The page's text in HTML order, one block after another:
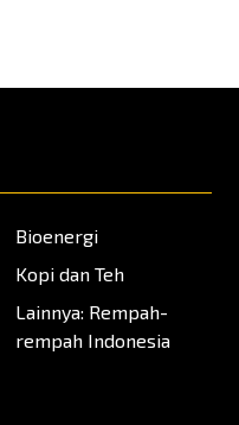
Bioenergi
Kopi dan Teh
Lainnya: Rempah-
rempah Indonesia